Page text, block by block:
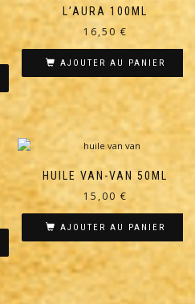
L’AURA 100ML
16,50 €
AJOUTER AU PANIER
HUILE VAN-VAN 50ML
15,00 €
AJOUTER AU PANIER